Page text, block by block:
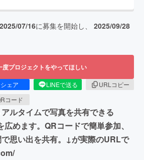
2025/07/16に募集を開始し、 2025/09/28
度プロジェクトをやってほしい
シェア LINEで送る
URLコピー
コード
ルタイムで写真を共有できる
めます。QRコードで簡単参加、
思い出を共有。↓が実際のURLで